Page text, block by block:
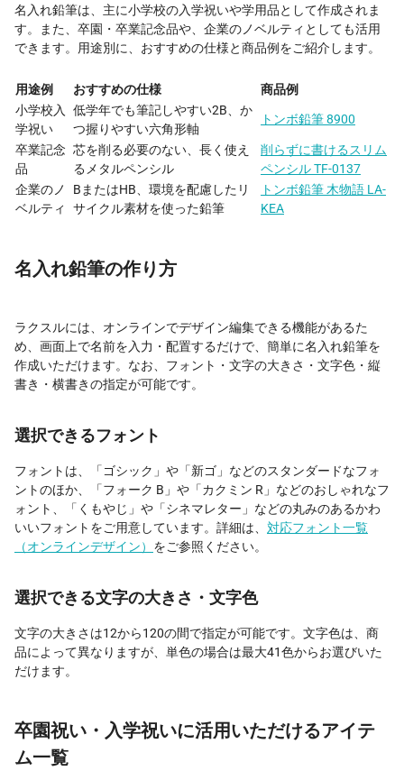
名入れ鉛筆は、主に小学校の入学祝いや学用品として作成されま
す。また、卒園・卒業記念品や、企業のノベルティとしても活用
できます。用途別に、おすすめの仕様と商品例をご紹介します。
用途例 おすすめの仕様
商品例
小学校入
学祝い
低学年でも筆記しやすい2B、か
つ握りやすい六角形軸
トンボ鉛筆 8900
卒業記念
品
芯を削る必要のない、長く使え
るメタルペンシル
削らずに書けるスリム
ペンシル TF-0137
企業のノ
ベルティ
BまたはHB、環境を配慮したリ
サイクル素材を使った鉛筆
トンボ鉛筆 木物語 LA-
KEA
名入れ鉛筆の作り方
ラクスルには、オンラインでデザイン編集できる機能があるた
め、画面上で名前を入力・配置するだけで、簡単に名入れ鉛筆を
作成いただけます。なお、フォント・文字の大きさ・文字色・縦
書き・横書きの指定が可能です。
選択できるフォント
フォントは、「ゴシック」や「新ゴ」などのスタンダードなフォ
ントのほか、「フォーク B」や「カクミン R」などのおしゃれなフ
ォント、「くもやじ」や「シネマレター」などの丸みのあるかわ
いいフォントをご用意しています。詳細は、 対応フォント一覧
（オンラインデザイン） をご参照ください。
選択できる文字の大きさ・文字色
文字の大きさは12から120の間で指定が可能です。文字色は、商
品によって異なりますが、単色の場合は最大41色からお選びいた
だけます。
卒園祝い・入学祝いに活用いただけるアイテ
ム一覧